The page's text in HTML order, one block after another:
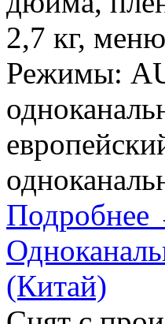
2,7 кг,
Режимы:
Подробнее
(Китай)